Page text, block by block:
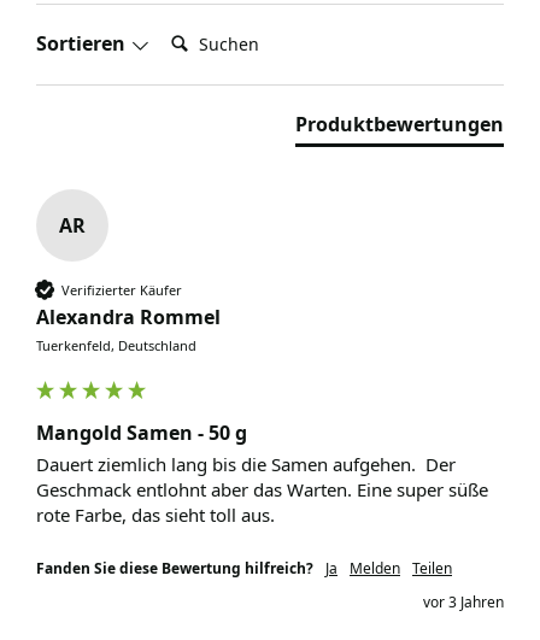
Sortieren Suchen:
Produktbewertungen
AR
Verifizierter Käufer
Alexandra Rommel
Tuerkenfeld, Deutschland
Mangold Samen - 50 g
Dauert ziemlich lang bis die Samen aufgehen.  Der
Geschmack entlohnt aber das Warten. Eine super süße
rote Farbe, das sieht toll aus.
Fanden Sie diese Bewertung hilfreich? Ja Melden Teilen
vor 3 Jahren